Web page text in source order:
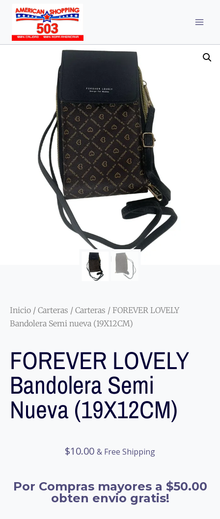
Inicio / Carteras / Carteras / FOREVER LOVELY
Bandolera Semi nueva (19X12CM)
FOREVER LOVELY
Bandolera Semi
Nueva (19X12CM)
$10.00 & Free Shipping
Por Compras mayores a $50.00
obten envio gratis!